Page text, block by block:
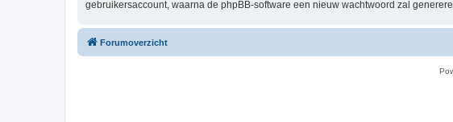
gebruikersaccount, waarna de phpBB-software een nieuw wachtwoord zal
Forumoverzicht